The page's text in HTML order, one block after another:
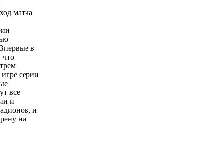
матча
в
что
серии
все
и
и
на